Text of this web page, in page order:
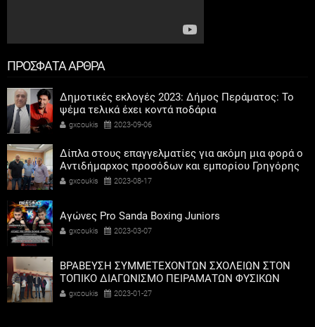
ΠΡΟΣΦΑΤΑ ΑΡΘΡΑ
Δημοτικές εκλογές 2023: Δήμος Περάματος: Το
ψέμα τελικά έχει κοντά ποδάρια
gxcoukis 2023-09-06
Δίπλα στους επαγγελματίες για ακόμη μια φορά ο
Αντιδήμαρχος προσόδων και εμπορίου Γρηγόρης
Καψοκόλης
gxcoukis 2023-08-17
Αγώνες Pro Sanda Boxing Juniors
gxcoukis 2023-03-07
ΒΡΑΒΕΥΣΗ ΣΥΜΜΕΤΕΧΟΝΤΩΝ ΣΧΟΛΕΙΩΝ ΣΤΟΝ
ΤΟΠΙΚΟ ΔΙΑΓΩΝΙΣΜΟ ΠΕΙΡΑΜΑΤΩΝ ΦΥΣΙΚΩΝ
ΕΠΙΣΤΗΜΩΝ
gxcoukis 2023-01-27